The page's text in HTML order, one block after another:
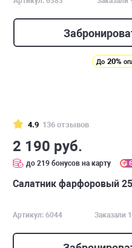
До 20%
4.9 136 отзывов
2 190 руб.
до 219 бонусов на карту
Салатник фарфоровый
Артикул: 6044 Заказали